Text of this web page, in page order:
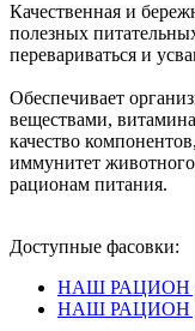
Качественная и
полезных
перевариваться и
Обеспечивает
веществами,
качество
иммунитет
рационам питания.
Доступные фасовки:
НАШ РАЦИОН
НАШ РАЦИОН